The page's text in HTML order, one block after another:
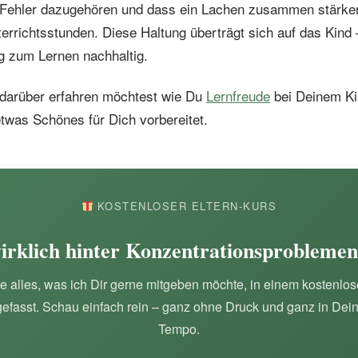
dazugehören und dass ein Lachen zusammen
Diese Haltung überträgt sich auf das Kind
zum Lernen nachhaltig.
erfahren möchtest wie Du Lernfreude bei Deinem
Schönes für Dich vorbereitet.
KOSTENLOSER ELTERN-KURS
hinter
alles, was ich Dir gerne mitgeben möchte, in einem
Schau einfach rein – ganz ohne Druck und ganz in
Tempo.